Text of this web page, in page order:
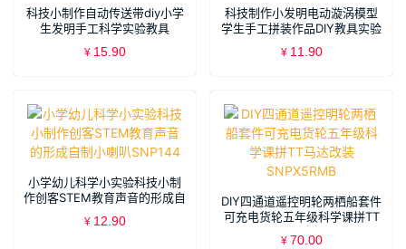
科技小制作自动传送带diy小学
生发明手工科学实验教具
SNP142
¥ 15.90
科技制作小发明电动漩涡模型
学生手工拼装作品DIY教具实验
材料包SNP143
¥ 11.90
小学幼儿科学小实验科技小制
作创客STEM教育声音的形成自
制小喇叭SNP144
¥ 12.90
DIY四通道遥控明轮两栖船套件
可充电货轮五年级科学课拼TT
马达改装SNPX5RMB
¥ 70.00